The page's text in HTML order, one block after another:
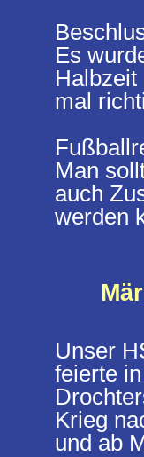
Es
Halbzeit
mal
Man
auch
werden
Unser
feierte
Krieg
und ab